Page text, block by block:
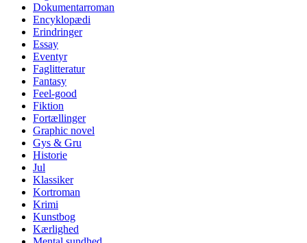
Dokumentarroman
Encyklopædi
Erindringer
Essay
Eventyr
Faglitteratur
Fantasy
Feel-good
Fiktion
Fortællinger
Graphic novel
Gys & Gru
Historie
Jul
Klassiker
Kortroman
Krimi
Kunstbog
Kærlighed